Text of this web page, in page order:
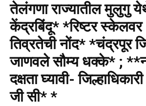
तेलंगणा राज्यातील मुलुगु
केंद्रबिंदू* *रिष्टर
तिव्रतेची नोंद* *चंद्रपूर
जाणवले सौम्य धक्के* ;
दक्षता घ्यावी-
जी सी* *